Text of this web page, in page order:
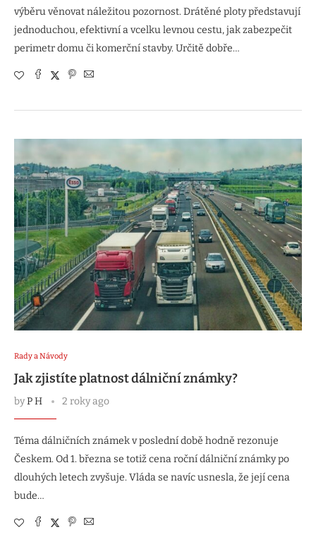
výběru věnovat náležitou pozornost. Drátěné ploty představují
jednoduchou, efektivní a vcelku levnou cestu, jak zabezpečit
perimetr domu či komerční stavby. Určitě dobře…
Rady a Návody
Jak zjistíte platnost dálniční známky?
byP H 2 roky ago
Téma dálničních známek v poslední době hodně rezonuje
Českem. Od 1. března se totiž cena roční dálniční známky po
dlouhých letech zvyšuje. Vláda se navíc usnesla, že její cena
bude…